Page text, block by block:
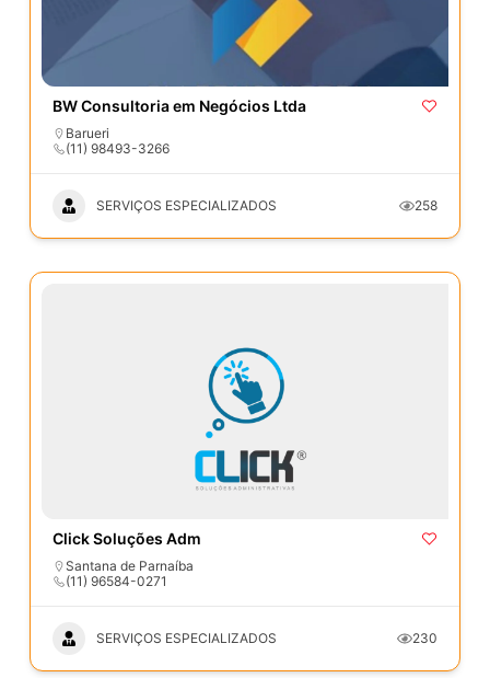
BW Consultoria em Negócios Ltda
Barueri
(11) 98493-3266
SERVIÇOS ESPECIALIZADOS 258
Click Soluções Adm
Santana de Parnaíba
(11) 96584-0271
SERVIÇOS ESPECIALIZADOS 230